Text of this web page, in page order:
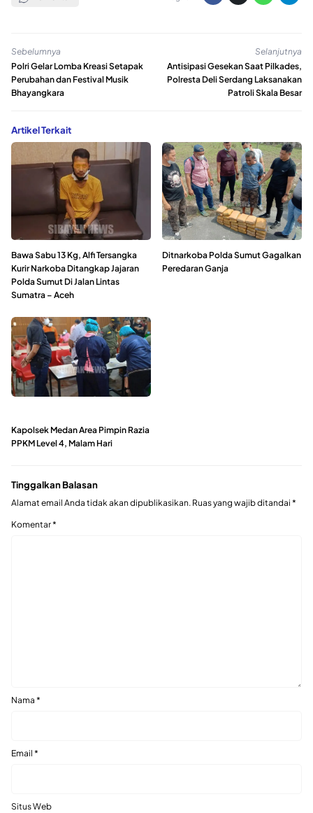
Sebelumnya
Polri Gelar Lomba Kreasi Setapak
Perubahan dan Festival Musik
Bhayangkara
Selanjutnya
Antisipasi Gesekan Saat Pilkades,
Polresta Deli Serdang Laksanakan
Patroli Skala Besar
Artikel Terkait
Bawa Sabu 13 Kg, Alfi Tersangka
Kurir Narkoba Ditangkap Jajaran
Polda Sumut Di Jalan Lintas
Sumatra – Aceh
Ditnarkoba Polda Sumut Gagalkan
Peredaran Ganja
Kapolsek Medan Area Pimpin Razia
PPKM Level 4, Malam Hari
Tinggalkan Balasan
Alamat email Anda tidak akan dipublikasikan. Ruas yang wajib ditandai *
Komentar*
Nama *
Email *
Situs Web